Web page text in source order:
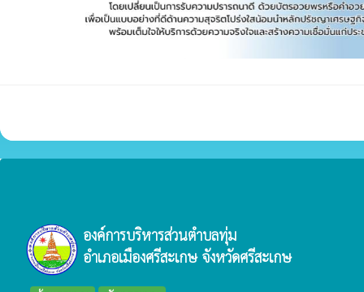
องค์การบริหารส่วนตำบลทุ่ม
อำเภอเมืองศรีสะเกษ จังหวัดศรีสะเกษ